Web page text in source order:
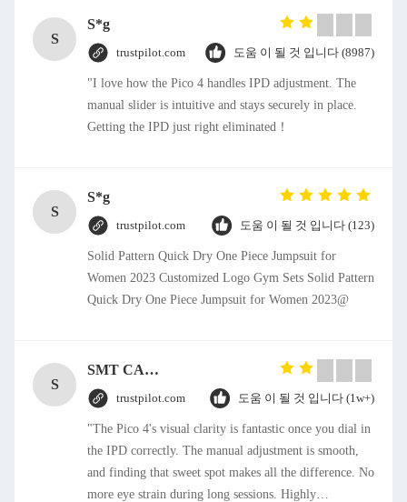
S
S*g
trustpilot.com 도움 이 될 것 입니다 (8987)
"I love how the Pico 4 handles IPD adjustment. The
manual slider is intuitive and stays securely in place.
Getting the IPD just right eliminated！
S
S*g
trustpilot.com 도움 이 될 것 입니다 (123)
Solid Pattern Quick Dry One Piece Jumpsuit for
Women 2023 Customized Logo Gym Sets Solid Pattern
Quick Dry One Piece Jumpsuit for Women 2023@
S
SMT CAP Type Box Header Connector 1.27mm Pitch Gold Flash Contact Plating
trustpilot.com 도움 이 될 것 입니다 (1w+)
"The Pico 4's visual clarity is fantastic once you dial in
the IPD correctly. The manual adjustment is smooth,
and finding that sweet spot makes all the difference. No
more eye strain during long sessions. Highly